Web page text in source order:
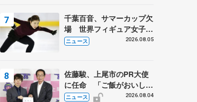
に 小林芳子さんが振り返
るスケート人生
千葉百音、サマーカップ欠
場 世界フィギュア女子2
位
ニュース 2026.08.05
佐藤駿、上尾市のPR大使
に任命 「ご飯がおいし
く、住みやすいのが魅力」
ニュース 2026.08.04